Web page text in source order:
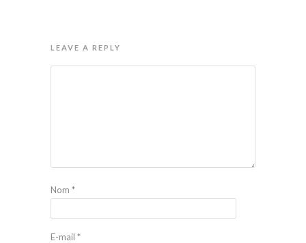
LEAVE A REPLY
Nom *
E-mail *